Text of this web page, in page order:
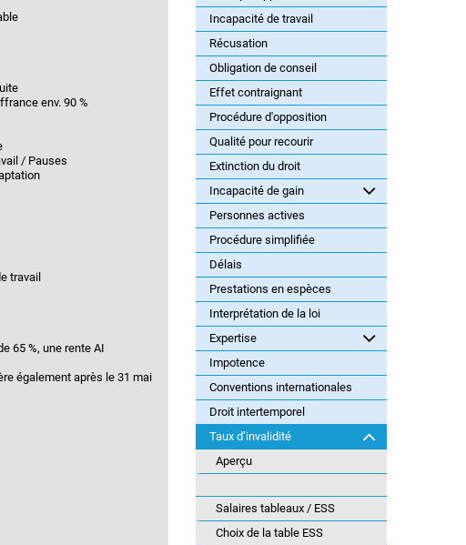
env. 90 %
/ Pauses
travail
65 %, une rente AI
également après le 31 mai
Incapacité de travail
Récusation
Obligation de conseil
Effet contraignant
Procédure d'opposition
Qualité pour recourir
Extinction du droit
Incapacité de gain
Personnes actives
Procédure simplifiée
Délais
Prestations en espèces
Interprétation de la loi
Expertise
Impotence
Conventions internationales
Droit intertemporel
Taux d’invalidité
Aperçu
Salaires tableaux / ESS
Choix de la table ESS